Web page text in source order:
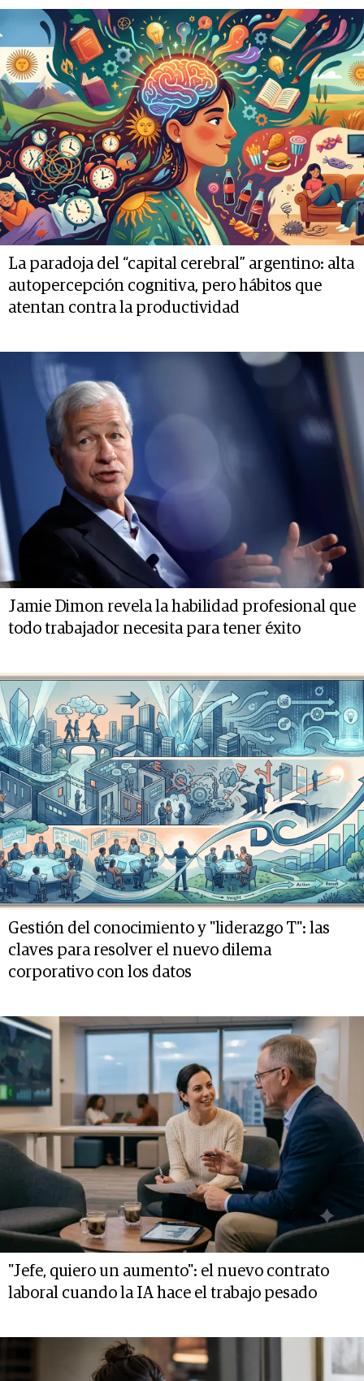
La paradoja del “capital cerebral” argentino: alta
autopercepción cognitiva, pero hábitos que
atentan contra la productividad
Jamie Dimon revela la habilidad profesional que
todo trabajador necesita para tener éxito
Gestión del conocimiento y "liderazgo T": las
claves para resolver el nuevo dilema
corporativo con los datos
"Jefe, quiero un aumento": el nuevo contrato
laboral cuando la IA hace el trabajo pesado